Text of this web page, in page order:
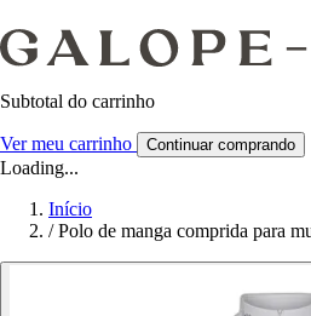
Subtotal do carrinho
Ver meu carrinho Continuar comprando
Loading...
Início
/ Polo de manga comprida para